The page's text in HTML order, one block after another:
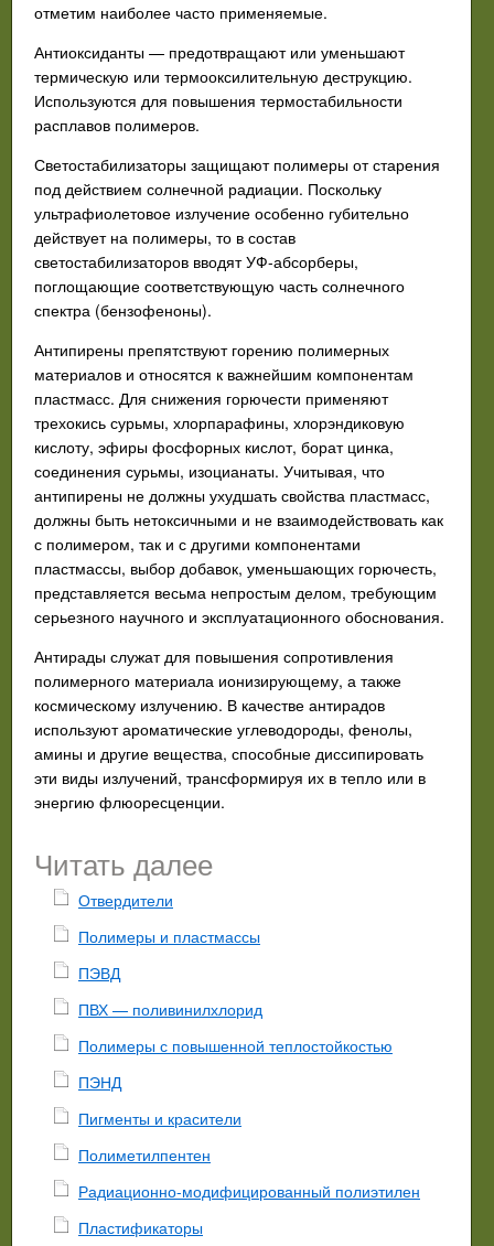
отметим наиболее часто применяемые.
Антиоксиданты — предотвращают или уменьшают
термическую или термооксилительную деструкцию.
Используются для повышения термостабильности
расплавов полимеров.
Светостабилизаторы защищают полимеры от старения
под действием солнечной радиации. Поскольку
ультрафиолетовое излучение особенно губительно
действует на полимеры, то в состав
светостабилизаторов вводят УФ-абсорберы,
поглощающие соответствующую часть солнечного
спектра (бензофеноны).
Антипирены препятствуют горению полимерных
материалов и относятся к важнейшим компонентам
пластмасс. Для снижения горючести применяют
трехокись сурьмы, хлорпарафины, хлорэндиковую
кислоту, эфиры фосфорных кислот, борат цинка,
соединения сурьмы, изоцианаты. Учитывая, что
антипирены не должны ухудшать свойства пластмасс,
должны быть нетоксичными и не взаимодействовать как
с полимером, так и с другими компонентами
пластмассы, выбор добавок, уменьшающих горючесть,
представляется весьма непростым делом, требующим
серьезного научного и эксплуатационного обоснования.
Антирады служат для повышения сопротивления
полимерного материала ионизирующему, а также
космическому излучению. В качестве антирадов
используют ароматические углеводороды, фенолы,
амины и другие вещества, способные диссипировать
эти виды излучений, трансформируя их в тепло или в
энергию флюоресценции.
Читать далее
Отвердители
Полимеры и пластмассы
ПЭВД
ПВХ — поливинилхлорид
Полимеры с повышенной теплостойкостью
ПЭНД
Пигменты и красители
Полиметилпентен
Радиационно-модифицированный полиэтилен
Пластификаторы